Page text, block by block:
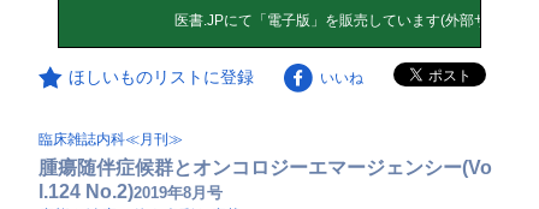
ほしいものリストに登録 いいね
臨床雑誌内科≪月刊≫
腫瘍随伴症候群とオンコロジーエマージェンシー(Vo
l.124 No.2)2019年8月号